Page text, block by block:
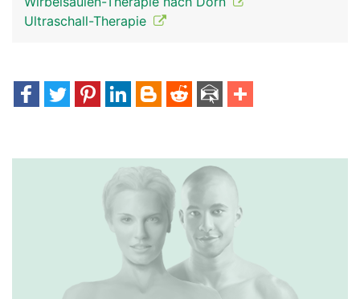
Ultraschall-Therapie